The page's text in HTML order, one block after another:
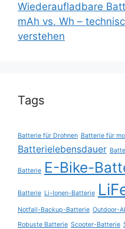
Wiederaufladbare
mAh vs. Wh –
verstehen
Tags
Batterie für Drohnen Batterie für
Batterielebensdauer
Batterie E-Bike-
Batterie Li-Ionen-Batterie
Notfall-Backup-Batterie Outdoor-
Robuste Batterie Scooter-Batterie